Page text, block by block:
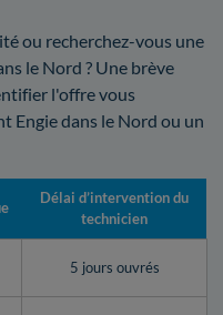
ou recherchez-vous une
le Nord ? Une brève
l'offre vous
Engie dans le Nord ou un
Délai d’intervention du
technicien
5 jours ouvrés